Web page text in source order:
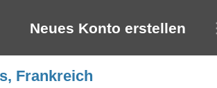
Neues Konto erstellen
Frankreich